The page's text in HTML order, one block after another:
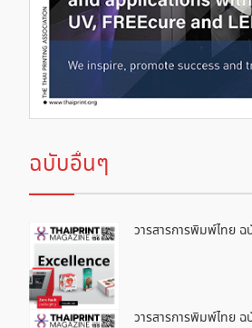
ฉบับอื่นๆ
วารสารการพิมพ์ไทย ฉ
วารสารการพิมพ์ไทย ฉ